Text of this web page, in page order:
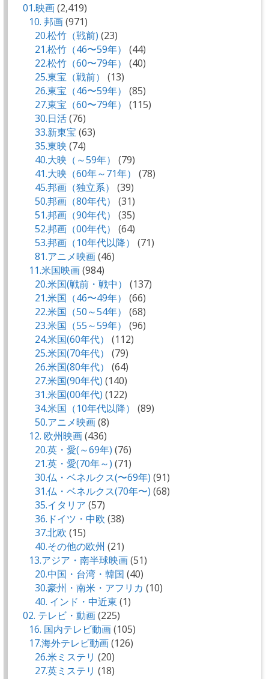
01.映画(2,419)
10. 邦画(971)
20.松竹（戦前) (23)
21.松竹（46〜59年）
(44)
22.松竹（60〜79年）
(40)
25.東宝（戦前）
(13)
26.東宝（46〜59年）
(85)
27.東宝（60〜79年）
(115)
30.日活(76)
33.新東宝 (63)
35.東映 (74)
40.大映（～59年）
(79)
41.大映（60年～71年）
(78)
45.邦画（独立系）
(39)
50.邦画（80年代）
(31)
51.邦画（90年代）
(35)
52.邦画（00年代）
(64)
53.邦画（10年代以降）
(71)
81.アニメ映画(46)
11.米国映画(984)
20.米国(戦前・戦中）
(137)
21.米国（46〜49年）
(66)
22.米国（50～54年）
(68)
23.米国（55～59年）
(96)
24.米国(60年代）
(112)
25.米国(70年代）
(79)
26.米国(80年代）
(64)
27.米国(90年代) (140)
31.米国(00年代) (122)
34.米国（10年代以降）
(89)
50.アニメ映画(8)
12. 欧州映画(436)
20.英・愛(～69年) (76)
21.英・愛(70年～) (71)
30.仏・ベネルクス(〜69年) (91)
31.仏・ベネルクス(70年〜) (68)
35.イタリア (57)
36.ドイツ・中欧 (38)
37.北欧 (15)
40.その他の欧州 (21)
13.アジア・南半球映画(51)
20.中国・台湾・韓国 (40)
30.豪州・南米・アフリカ (10)
40. インド・中近東 (1)
02. テレビ・動画(225)
16. 国内テレビ動画(105)
17.海外テレビ動画(126)
26.米ミステリ (20)
27.英ミステリ (18)